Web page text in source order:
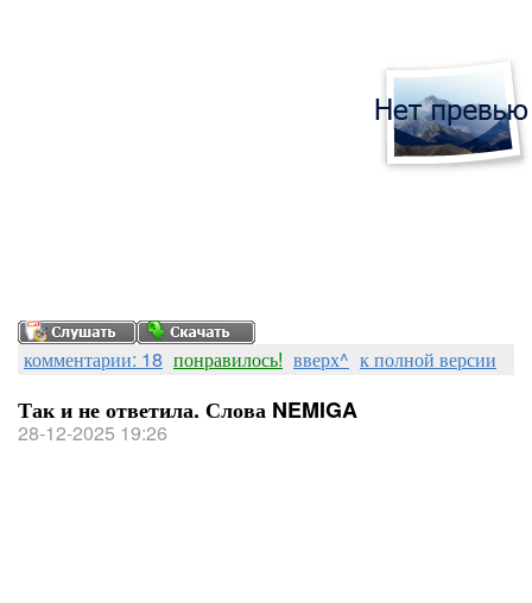
комментарии: 18 понравилось! вверх^ к полной версии
Так и не ответила. Слова NEMIGA
28-12-2025 19:26